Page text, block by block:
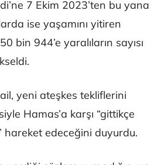
7 Ekim 2023’ten bu yana
ise yaşamını yitiren
bin 944’e yaralıların sayısı
yeni ateşkes tekliflerini
Hamas’a karşı “gittikçe
hareket edeceğini duyurdu.